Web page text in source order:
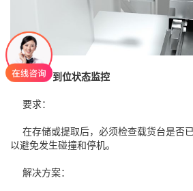
（10）到位状态监控
要求：
在存储或提取后，必须检查载货台是否已
以避免发生碰撞和停机。
解决方案：